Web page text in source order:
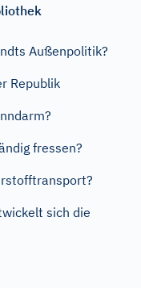
Außenpolitik?
Republik
fressen?
sich die